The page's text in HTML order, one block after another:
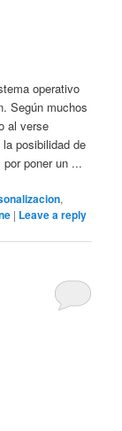
operativo
Según muchos
al verse
posibilidad de
poner un ...
,
| Leave a reply